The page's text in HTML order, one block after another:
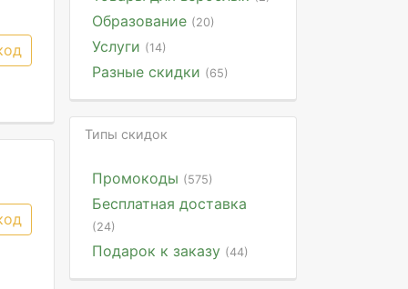
Образование (20)
Услуги (14)
Разные скидки (65)
Типы скидок
Промокоды (575)
Бесплатная доставка
(24)
Подарок к заказу (44)